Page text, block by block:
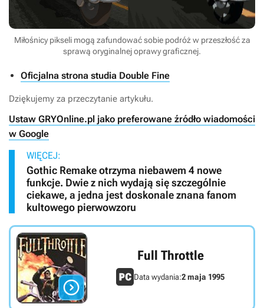
Miłośnicy pikseli mogą zafundować sobie podróż w przeszłość za
sprawą oryginalnej oprawy graficznej.
Oficjalna strona studia Double Fine
Dziękujemy za przeczytanie artykułu.
Ustaw GRYOnline.pl jako preferowane źródło wiadomości
w Google
WIĘCEJ:
Gothic Remake otrzyma niebawem 4 nowe
funkcje. Dwie z nich wydają się szczególnie
ciekawe, a jedna jest doskonale znana fanom
kultowego pierwowzoru

Full Throttle
Data wydania:2 maja 1995